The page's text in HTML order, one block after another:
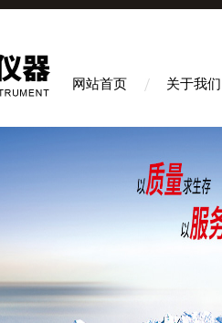
网站首页 关于我们